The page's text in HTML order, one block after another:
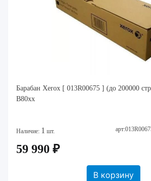
Барабан Xerox [ 013R00675 ] (до 200000
B80xx
Наличие: 1 шт.
59 990 ₽
В корзину